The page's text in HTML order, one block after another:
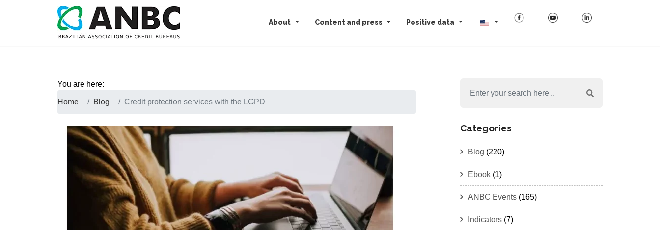
About Content and press Positive data
You are here:
Home Blog Credit protection services with the LGPD
Categories
Blog (220)
Ebook (1)
ANBC Events (165)
Indicators (7)